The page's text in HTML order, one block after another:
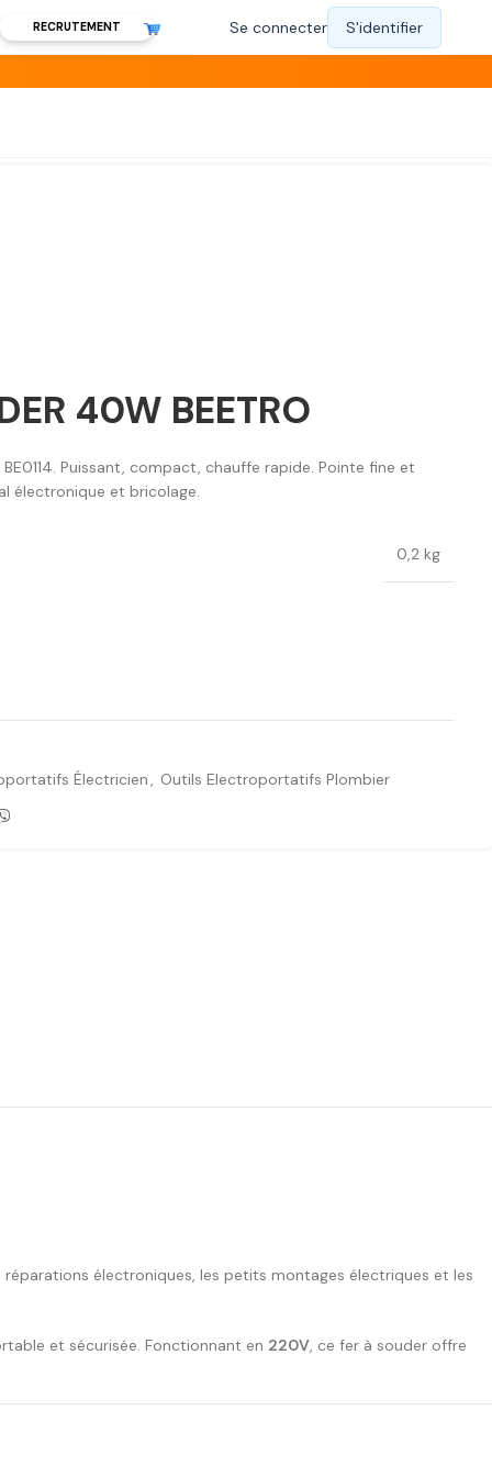
RECRUTEMENT
40W BEETRO
BE0114. Puissant, compact, chauffe rapide. Pointe fine et
électronique et bricolage.
0,2 kg
Électricien, Outils Electroportatifs Plombier
électroniques, les petits montages électriques et les
et sécurisée. Fonctionnant en 220V, ce fer à souder offre